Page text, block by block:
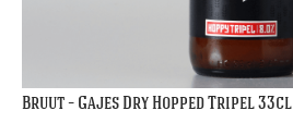
Bruut – Gajes Dry Hopped Tripel 33cl